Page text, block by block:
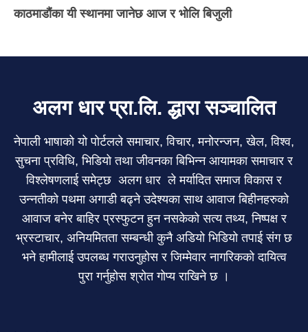
काठमाडौंका यी स्थानमा जानेछ आज र भोलि बिजुली
अलग धार प्रा.लि. द्धारा सञ्चालित
नेपाली भाषाको यो पोर्टलले समाचार, विचार, मनोरन्जन, खेल, विश्व,
सुचना प्रविधि, भिडियो तथा जीवनका बिभिन्न आयामका समाचार र
विश्लेषणलाई समेट्छ अलग धार ले मर्यादित समाज विकास र
उन्नतीको पथमा अगाडी बढ्ने उदेश्यका साथ आवाज बिहीनहरुको
आवाज बनेर बाहिर प्रस्फुटन हुन नसकेको सत्य तथ्य, निष्पक्ष र
भ्रस्टाचार, अनियमितता सम्बन्धी कुनै अडियो भिडियो तपाई संग छ
भने हामीलाई उपलब्ध गराउनुहोस र जिम्मेवार नागरिकको दायित्व
पुरा गर्नुहोस श्रोत गोप्य राखिने छ ।